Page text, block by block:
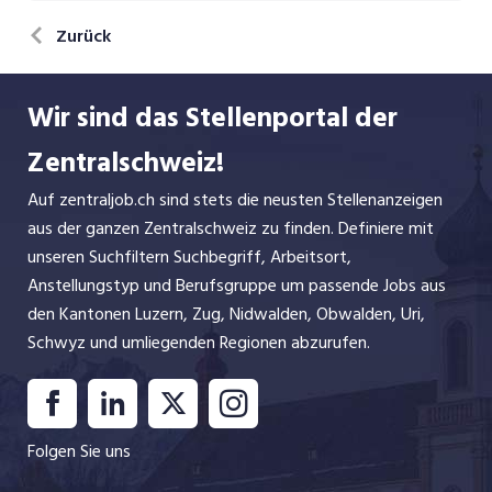
6375 Beckenried
Zurück
Wir sind das Stellenportal der
Zentralschweiz!
Auf zentraljob.ch sind stets die neusten Stellenanzeigen
aus der ganzen Zentralschweiz zu finden. Definiere mit
unseren Suchfiltern Suchbegriff, Arbeitsort,
Anstellungstyp und Berufsgruppe um passende Jobs aus
den Kantonen Luzern, Zug, Nidwalden, Obwalden, Uri,
Schwyz und umliegenden Regionen abzurufen.
Folgen Sie uns